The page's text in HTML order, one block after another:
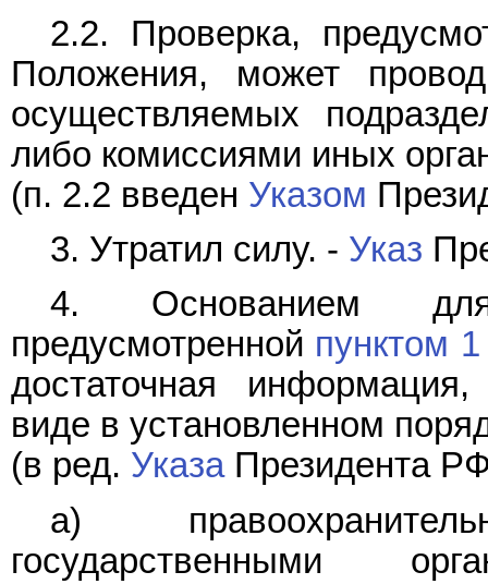
2.2. Проверка,
Положения, может
осуществляемых
либо комиссиями иных
(п. 2.2 введен Указом
3. Утратил силу. - Указ
4. Основанием для
предусмотренной пунктом 1
достаточная
виде в установленном
(в ред. УказаПрезидента
а)
государственными